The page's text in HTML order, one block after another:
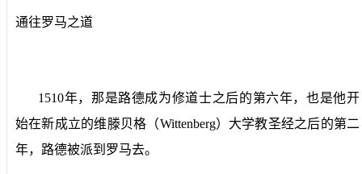
通往罗马之道
1510年，那是路德成为修道士之后的第六年，也是他开
始在新成立的维滕贝格（Wittenberg）大学教圣经之后的第二
年，路德被派到罗马去。